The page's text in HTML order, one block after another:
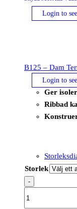
Login to
B125 – Dam
Login to
Ger
Ribbad
Storlek
-